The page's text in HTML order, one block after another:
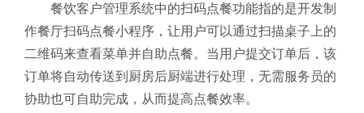
餐饮客户管理系统中的扫码点餐功能指的是开发制
作餐厅扫码点餐小程序，让用户可以通过扫描桌子上的
二维码来查看菜单并自助点餐。当用户提交订单后，该
订单将自动传送到厨房后厨端进行处理，无需服务员的
协助也可自助完成，从而提高点餐效率。